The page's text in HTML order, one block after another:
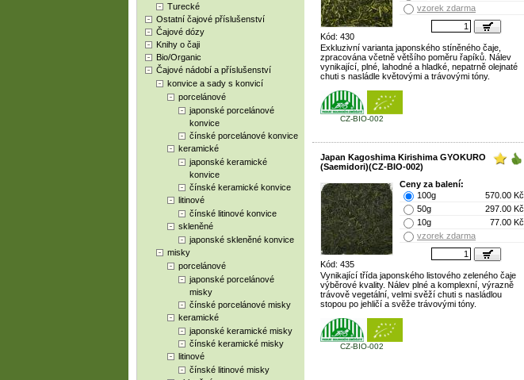
Turecké
Ostatní čajové příslušenství
Čajové dózy
Knihy o čaji
Bio/Organic
Čajové nádobí a příslušenství
konvice a sady s konvicí
porcelánové
japonské porcelánové
konvice
čínské porcelánové konvice
keramické
japonské keramické
konvice
čínské keramické konvice
litinové
čínské litinové konvice
skleněné
japonské skleněné konvice
misky
porcelánové
japonské porcelánové
misky
čínské porcelánové misky
keramické
japonské keramické misky
čínské keramické misky
litinové
čínské litinové misky
Kód: 430
vzorek zdarma
Exkluzivní varianta japonského stíněného čaje,
zpracována včetně většího poměru řapíků. Nálev
vynikající, plné, lahodné a hladké, nepatrně olejnaté
chuti s nasládle květovými a trávovými tóny.
CZ-BIO-002
Japan Kagoshima Kirishima GYOKURO
(Saemidori)(CZ-BIO-002)
Kód: 435
Ceny za balení:
100g
570.00 Kč
50g
297.00 Kč
10g
77.00 Kč
vzorek zdarma
Vynikající třída japonského listového zeleného čaje
výběrové kvality. Nálev plné a komplexní, výrazně
trávově vegetální, velmi svěží chuti s nasládlou
stopou po jehličí a svěže trávovými tóny.
CZ-BIO-002